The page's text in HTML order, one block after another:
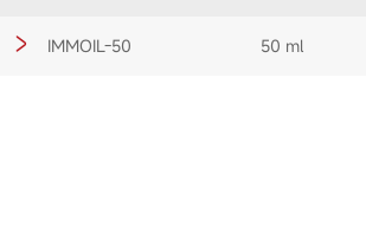
IMMOIL-50 50 ml